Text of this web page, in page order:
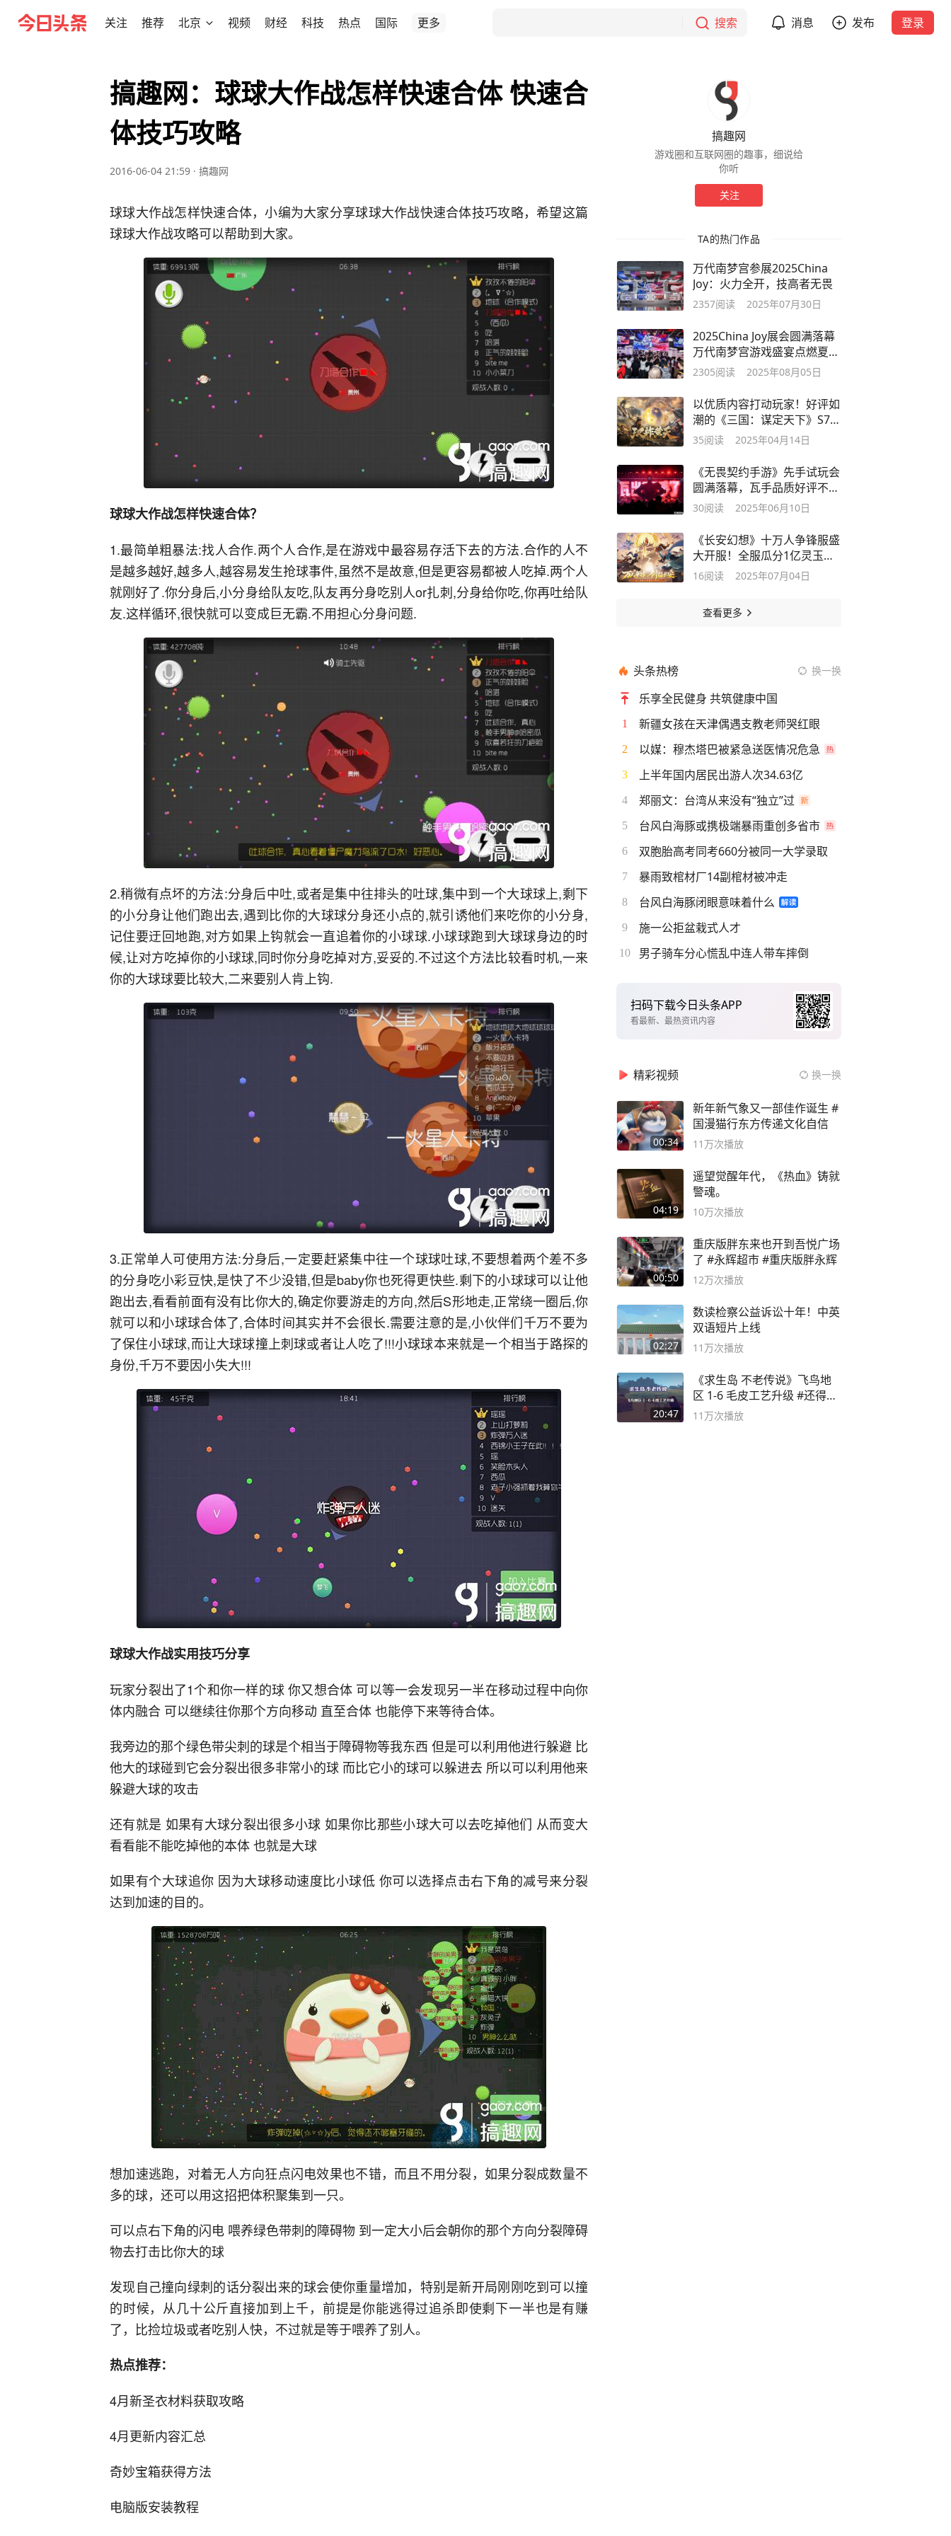
关注 推荐 北京 视频 财经 科技 热点 国际 更多 搜索 消息 发布 登录
搞趣网：球球大作战怎样快速合体 快速合
体技巧攻略
2016-06-04 21:59 · 搞趣网
球球大作战怎样快速合体，小编为大家分享球球大作战快速合体技巧攻略，希望这篇
球球大作战攻略可以帮助到大家。
球球大作战怎样快速合体？
1.最简单粗暴法:找人合作.两个人合作,是在游戏中最容易存活下去的方法.合作的人不
是越多越好,越多人,越容易发生抢球事件,虽然不是故意,但是更容易都被人吃掉.两个人
就刚好了.你分身后,小分身给队友吃,队友再分身吃别人or扎刺,分身给你吃,你再吐给队
友.这样循环,很快就可以变成巨无霸.不用担心分身问题.
2.稍微有点坏的方法:分身后中吐,或者是集中往排头的吐球,集中到一个大球球上,剩下
的小分身让他们跑出去,遇到比你的大球球分身还小点的,就引诱他们来吃你的小分身,
记住要迂回地跑,对方如果上钩就会一直追着你的小球球.小球球跑到大球球身边的时
候,让对方吃掉你的小球球,同时你分身吃掉对方,妥妥的.不过这个方法比较看时机,一来
你的大球球要比较大,二来要别人肯上钩.
3.正常单人可使用方法:分身后,一定要赶紧集中往一个球球吐球,不要想着两个差不多
的分身吃小彩豆快,是快了不少没错,但是baby你也死得更快些.剩下的小球球可以让他
跑出去,看看前面有没有比你大的,确定你要游走的方向,然后S形地走,正常绕一圈后,你
就可以和小球球合体了,合体时间其实并不会很长.需要注意的是,小伙伴们千万不要为
了保住小球球,而让大球球撞上刺球或者让人吃了!!!小球球本来就是一个相当于路探的
身份,千万不要因小失大!!!
球球大作战实用技巧分享
玩家分裂出了1个和你一样的球 你又想合体 可以等一会发现另一半在移动过程中向你
体内融合 可以继续往你那个方向移动 直至合体 也能停下来等待合体。
我旁边的那个绿色带尖刺的球是个相当于障碍物等我东西 但是可以利用他进行躲避 比
他大的球碰到它会分裂出很多非常小的球 而比它小的球可以躲进去 所以可以利用他来
躲避大球的攻击
还有就是 如果有大球分裂出很多小球 如果你比那些小球大可以去吃掉他们 从而变大
看看能不能吃掉他的本体 也就是大球
如果有个大球追你 因为大球移动速度比小球低 你可以选择点击右下角的减号来分裂
达到加速的目的。
想加速逃跑，对着无人方向狂点闪电效果也不错，而且不用分裂，如果分裂成数量不
多的球，还可以用这招把体积聚集到一只。
可以点右下角的闪电 喂养绿色带刺的障碍物 到一定大小后会朝你的那个方向分裂障碍
物去打击比你大的球
发现自己撞向绿刺的话分裂出来的球会使你重量增加，特别是新开局刚刚吃到可以撞
的时候，从几十公斤直接加到上千，前提是你能逃得过追杀即使剩下一半也是有赚
了，比捡垃圾或者吃别人快，不过就是等于喂养了别人。
热点推荐：
4月新圣衣材料获取攻略
4月更新内容汇总
奇妙宝箱获得方法
电脑版安装教程
搞趣网
游戏圈和互联网圈的趣事，细说给
你听
关注
TA的热门作品
万代南梦宫参展2025China
Joy：火力全开，技高者无畏
2357阅读 2025年07月30日
2025China Joy展会圆满落幕
万代南梦宫游戏盛宴点燃夏日
激情
2305阅读 2025年08月05日
以优质内容打动玩家！好评如
潮的《三国：谋定天下》S7赛
季已上线
35阅读 2025年04月14日
《无畏契约手游》先手试玩会
圆满落幕，瓦手品质好评不
断！
30阅读 2025年06月10日
《长安幻想》十万人争锋服盛
大开服！全服瓜分1亿灵玉，
热血开战
16阅读 2025年07月04日
查看更多
头条热榜 换一换
乐享全民健身 共筑健康中国
1 新疆女孩在天津偶遇支教老师哭红眼
2 以媒：穆杰塔巴被紧急送医情况危急
3 上半年国内居民出游人次34.63亿
4 郑丽文：台湾从来没有“独立”过
5 台风白海豚或携极端暴雨重创多省市
6 双胞胎高考同考660分被同一大学录取
7 暴雨致棺材厂14副棺材被冲走
8 台风白海豚闭眼意味着什么
9 施一公拒盆栽式人才
10 男子骑车分心慌乱中连人带车摔倒
扫码下载今日头条APP
看最新、最热资讯内容
精彩视频 换一换
00:34
新年新气象又一部佳作诞生 #
国漫猫行东方传递文化自信
11万次播放
04:19
遥望觉醒年代，《热血》铸就
警魂。
10万次播放
00:50
重庆版胖东来也开到吾悦广场
了 #永辉超市 #重庆版胖永辉
12万次播放
02:27
数读检察公益诉讼十年！中英
双语短片上线
11万次播放
20:47
《求生岛 不老传说》飞鸟地
区 1-6 毛皮工艺升级 #还得是
主机大作
11万次播放